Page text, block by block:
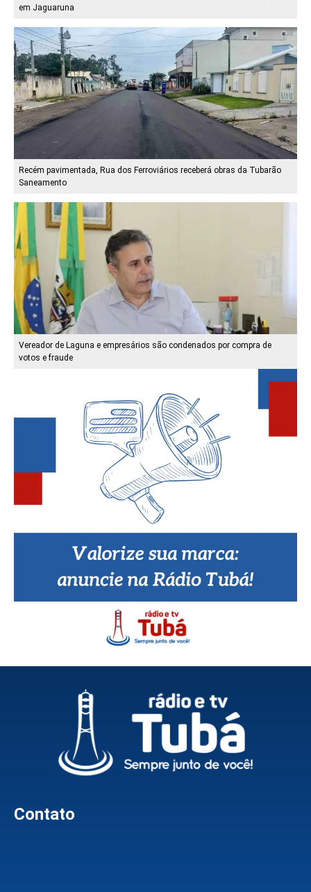
em Jaguaruna
Recém pavimentada, Rua dos Ferroviários receberá obras da Tubarão
Saneamento
Vereador de Laguna e empresários são condenados por compra de
votos e fraude
Contato